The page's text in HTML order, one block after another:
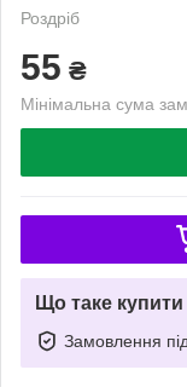
Роздріб
55 ₴
Мінімальна сума
Що таке
Замовлення